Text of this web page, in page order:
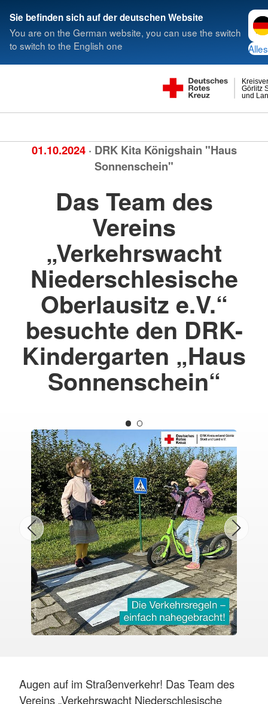
Sie befinden sich auf der deutschen Website
You are on the German website, you can use the switch
to switch to the English one
und
Görlitz
01.10.2024 · DRK Kita Königshain "Haus
Sonnenschein"
Das Team des
Vereins
„Verkehrswacht
Niederschlesische
Oberlausitz e.V.“
besuchte den DRK-
Kindergarten „Haus
Sonnenschein“
Augen auf im Straßenverkehr! Das Team des
Vereins „Verkehrswacht Niederschlesische